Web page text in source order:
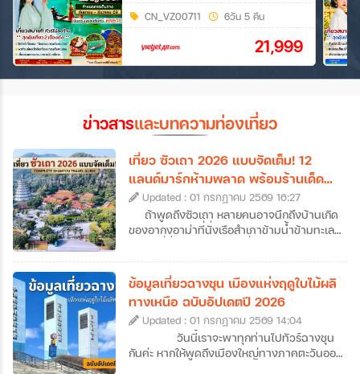
CN_VZ00711 6วัน 5 คืน
21,999
ข่าวสารและบทความท่องเที่ยว
เที่ยว ซัวเถา 2026 แบบจัดเต็ม! 12
แลนด์มาร์กห้ามพลาด พร้อมร้านเด็ด
และที่พักดัง
Updated : 01 กรกฎาคม 2569 16:27
ถ้าพูดถึงซัวเถา หลายคนอาจนึกถึงบ้านเกิด
ของอากงอาม่าที่นั่งเรือสำเภาข้ามน้ำข้ามทะเล
แต้จิ๋วเคยลงเรือมาตั้งรกรากในไทย แต่ปัจจุบัน
ซัวเถาไม่ได้เป็นเพียงแค่จุดเริ่มต้นของการ
อพยพมายังเมืองไทย เพราะซัวเถาคือดินแดน
ของวัฒนธรรมแต้จิ๋วแท้ ๆ ที่มีทั้งวัดโบราณ
อายุนับร้อยปี ถนนเก่าที่เต็มไปด้วยกลิ่นอาย
ประวัติศาสตร์ อาหารพื้นเมืองรสเลิศ ศาลเจ้า
ศักดิ์สิทธิ์ รวมไปถึงฮวงจุ้ยของเมืองที่ดีเยี่ยม
ข้อมูลเที่ยวฉางชุน เมืองแห่งฤดูใบไม้ผลิ
ทางเหนือ ฉบับอัปเดตปี 2026
Updated : 01 กรกฎาคม 2569 14:04
วันนี้เราจะพาทุกท่านไปทัวร์ฉางชุน
กันค่ะ หากให้พูดถึงเมืองใหญ่ทางภาคตะวันออก